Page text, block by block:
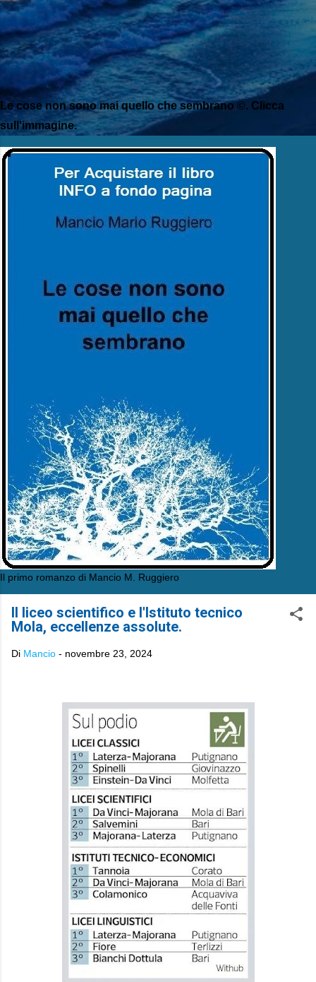
Le cose non sono mai quello che sembrano ©. Clicca
sull'immagine.
Il primo romanzo di Mancio M. Ruggiero
Il liceo scientifico e l'Istituto tecnico
Mola, eccellenze assolute.
Di Mancio - novembre 23, 2024